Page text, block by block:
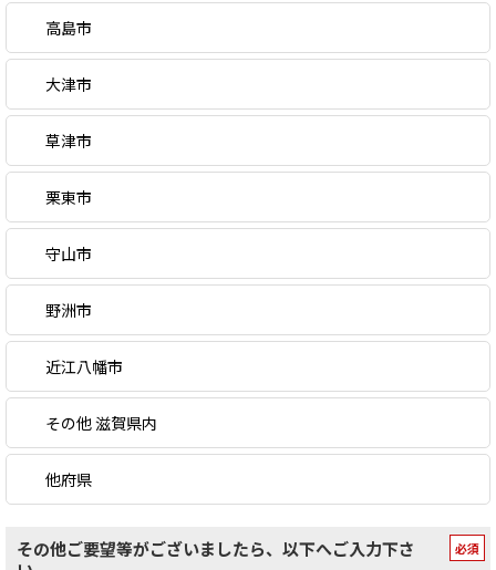
高島市
大津市
草津市
栗東市
守山市
野洲市
近江八幡市
その他 滋賀県内
他府県
その他ご要望等がございましたら、以下へご入力下さ